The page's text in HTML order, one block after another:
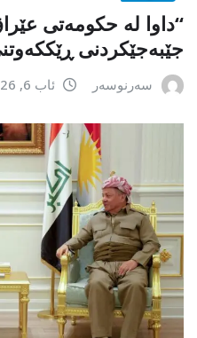
“داوا لە حكومەتی
جێبەجێكردنی
سەرنوسەر ئاب 6, 2026